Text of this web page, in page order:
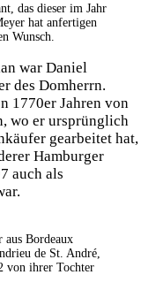
das dieser im Jahr
hat anfertigen
Wunsch.
war Daniel
des Domherrn.
1770er Jahren von
wo er ursprünglich
gearbeitet hat,
Hamburger
auch als
Bordeaux
de St. André,
von ihrer Tochter